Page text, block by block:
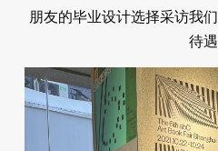
朋友的毕业设计选择采访我
待遇